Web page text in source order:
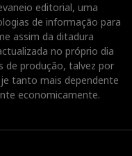
editorial, uma
de informação para
assim da ditadura
no próprio dia
de produção, talvez por
tanto mais dependente
economicamente.